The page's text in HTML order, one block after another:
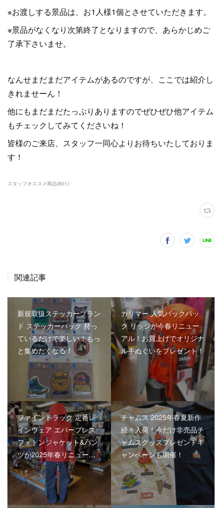
※お渡しする景品は、お1人様1個とさせていただきます。
※景品がなくなり次第終了となりますので、あらかじめご
了承下さいませ。
なんせまだまだアイテムがあるのですが、ここでは紹介し
きれませーん！
他にもまだまだたっぷりありますのでぜひぜひ他アイテム
もチェックしてみてくださいね！
皆様のご来店、スタッフ一同心よりお待ちいたしておりま
す！
スタッフオススメ商品(801)
関連記事
新規取扱ステッカーブラン
ド ステッカーパック 持っ
ているだけで楽しい！もっ
と集めたくなる！
カリマー 人気バックパッ
ク リッジが今春リニュー
アル！お買上げでオリジナ
ル手ぬぐいをプレゼント！
ファイントラック 定番レ
インウェア エバーブレス
フォトンジャケット&パン
ツが2025年春リニュー…
チャムス 2025年春夏新作
続々入荷！今だけ非売品チ
ャムスグッズプレゼントキ
ャンペーンも開催！